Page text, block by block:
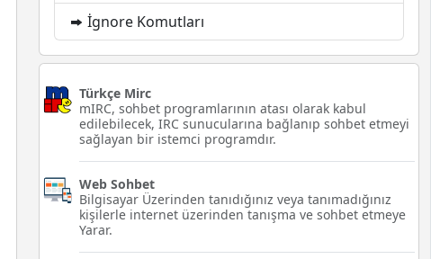
İgnore Komutları
Türkçe Mirc
mIRC, sohbet programlarının atası olarak kabul
edilebilecek, IRC sunucularına bağlanıp sohbet etmeyi
sağlayan bir istemci programdır.
Web Sohbet
Bilgisayar Üzerinden tanıdığınız veya tanımadığınız
kişilerle internet üzerinden tanışma ve sohbet etmeye
Yarar.